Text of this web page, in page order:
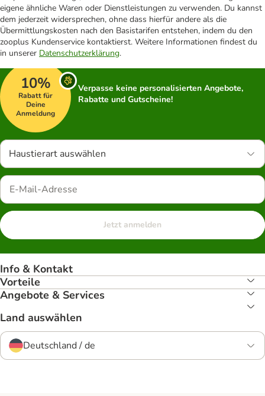
eigene ähnliche Waren oder Dienstleistungen zu verwenden. Du kannst
dem jederzeit widersprechen, ohne dass hierfür andere als die
Übermittlungskosten nach den Basistarifen entstehen, indem du den
zooplus Kundenservice kontaktierst. Weitere Informationen findest du
in unserer Datenschutzerklärung.
10%
Rabatt für
Deine
Anmeldung
Verpasse keine personalisierten Angebote,
Rabatte und Gutscheine!
Haustierart auswählen
Jetzt anmelden
Info & Kontakt
Vorteile
Angebote & Services
Land auswählen
Deutschland / de